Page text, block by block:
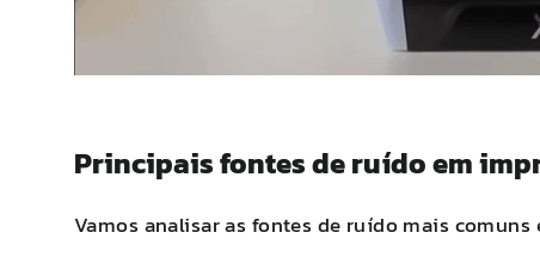
Principais fontes de ruído em
Vamos analisar as fontes de ruído mais